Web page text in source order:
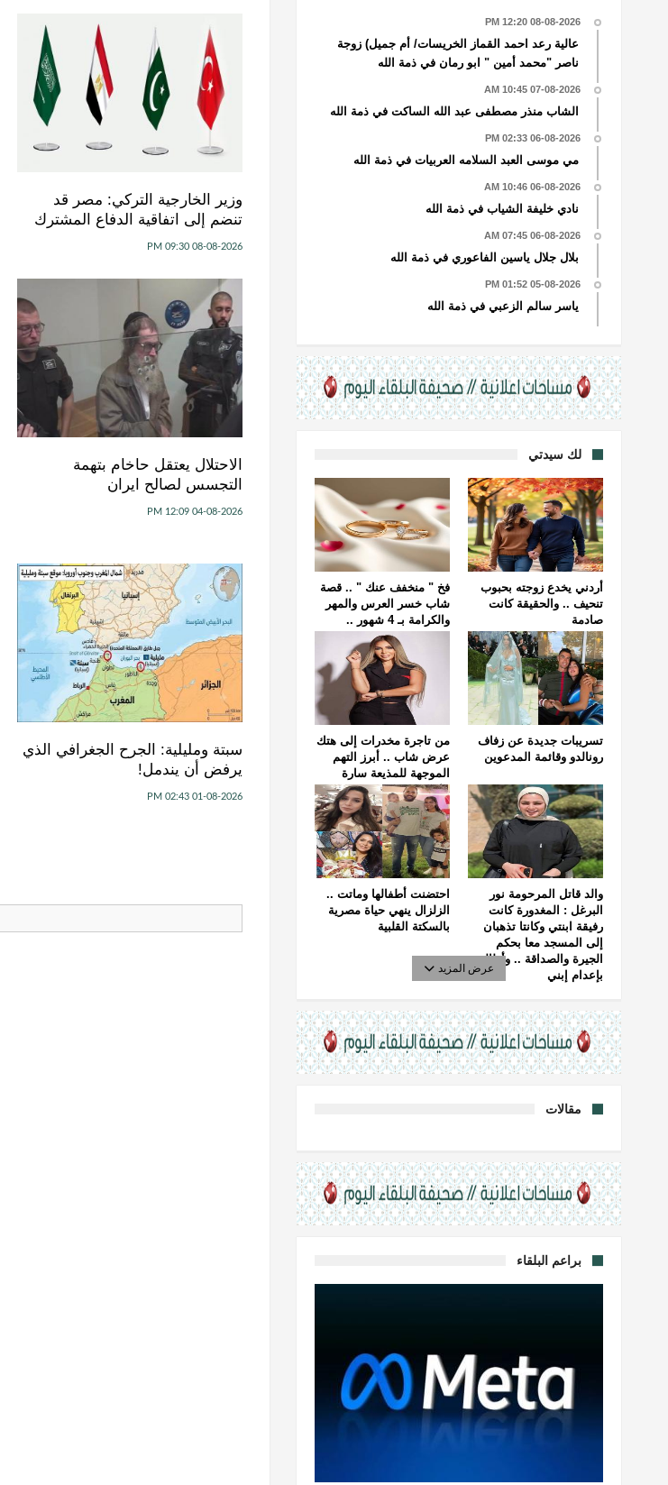
وزير الخارجية التركي: مصر قد
تنضم إلى اتفاقية الدفاع المشترك
08-08-2026 09:30 PM
الاحتلال يعتقل حاخام بتهمة
التجسس لصالح ايران
04-08-2026 12:09 PM
سبتة ومليلية: الجرح الجغرافي الذي
يرفض أن يندمل!
01-08-2026 02:43 PM
08-08-2026 12:20 PM
عالية رعد احمد القماز الخريسات/ أم جميل) زوجة
ناصر "محمد أمين " ابو رمان في ذمة الله
07-08-2026 10:45 AM
الشاب منذر مصطفى عبد الله الساكت في ذمة الله
06-08-2026 02:33 PM
مي موسى العبد السلامه العربيات في ذمة الله
06-08-2026 10:46 AM
نادي خليفة الشياب في ذمة الله
06-08-2026 07:45 AM
بلال جلال ياسين الفاعوري في ذمة الله
05-08-2026 01:52 PM
ياسر سالم الزعبي في ذمة الله
لك سيدتي
فخ " منخفف عنك " .. قصة
شاب خسر العرس والمهر
والكرامة بـ 4 شهور ..
أردني يخدع زوجته بحبوب
تنحيف .. والحقيقة كانت
صادمة
من تاجرة مخدرات إلى هتك
عرض شاب .. أبرز التهم
الموجهة للمذيعة سارة
خليفة
تسريبات جديدة عن زفاف
رونالدو وقائمة المدعوين
احتضنت أطفالها وماتت ..
الزلزال ينهي حياة مصرية
بالسكتة القلبية
والد قاتل المرحومة نور
البرغل : المغدورة كانت
رفيقة ابنتي وكانتا تذهبان
إلى المسجد معا بحكم
الجيرة والصداقة .. وأطالب
بإعدام إبني
عرض المزيد
مقالات
براعم البلقاء